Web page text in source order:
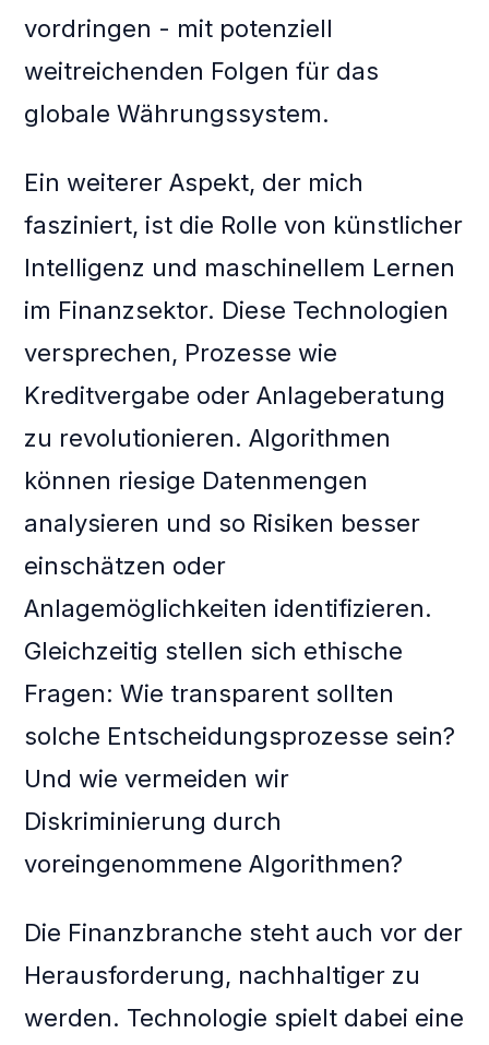
vordringen - mit potenziell
weitreichenden Folgen für das
globale Währungssystem.
Ein weiterer Aspekt, der mich
fasziniert, ist die Rolle von künstlicher
Intelligenz und maschinellem Lernen
im Finanzsektor. Diese Technologien
versprechen, Prozesse wie
Kreditvergabe oder Anlageberatung
zu revolutionieren. Algorithmen
können riesige Datenmengen
analysieren und so Risiken besser
einschätzen oder
Anlagemöglichkeiten identifizieren.
Gleichzeitig stellen sich ethische
Fragen: Wie transparent sollten
solche Entscheidungsprozesse sein?
Und wie vermeiden wir
Diskriminierung durch
voreingenommene Algorithmen?
Die Finanzbranche steht auch vor der
Herausforderung, nachhaltiger zu
werden. Technologie spielt dabei eine